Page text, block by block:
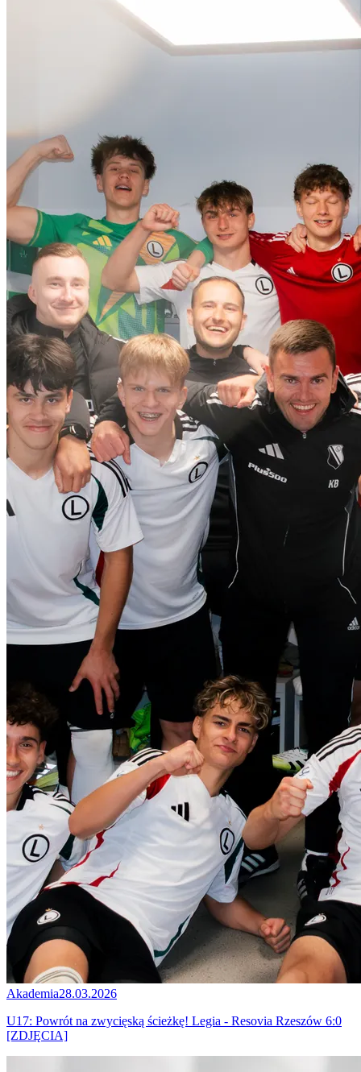
Akademia28.03.2026
U17: Powrót na zwycięską ścieżkę! Legia - Resovia Rzeszów 6:0
[ZDJĘCIA]